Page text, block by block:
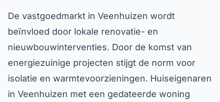
De vastgoedmarkt in Veenhuizen wordt
beïnvloed door lokale renovatie- en
nieuwbouwinterventies. Door de komst van
energiezuinige projecten stijgt de norm voor
isolatie en warmtevoorzieningen. Huiseigenaren
in Veenhuizen met een gedateerde woning